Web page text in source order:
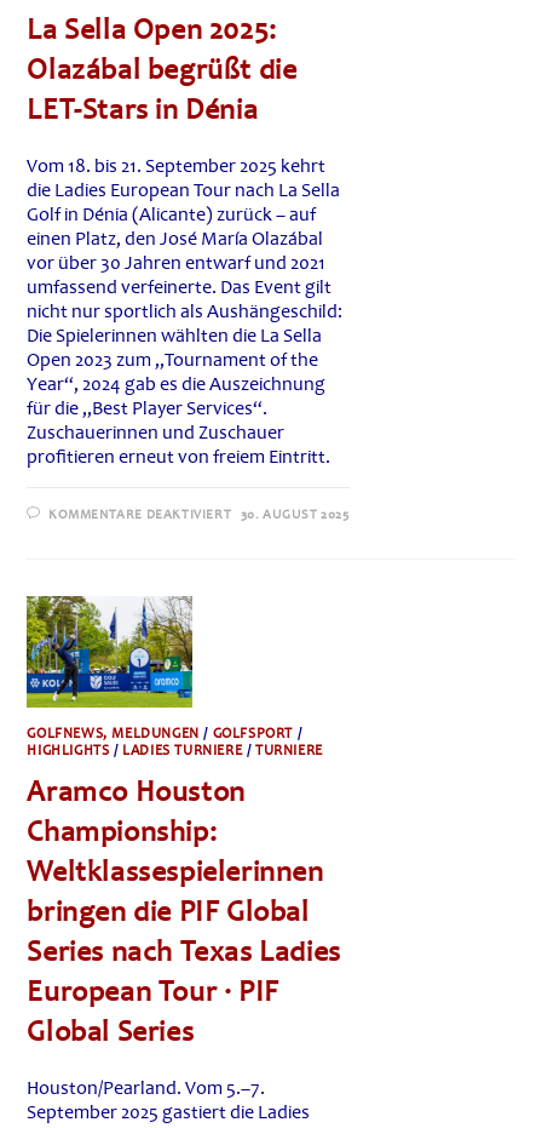
La Sella Open 2025:
Olazábal begrüßt die
LET-Stars in Dénia
Vom 18. bis 21. September 2025 kehrt
die Ladies European Tour nach La Sella
Golf in Dénia (Alicante) zurück – auf
einen Platz, den José María Olazábal
vor über 30 Jahren entwarf und 2021
umfassend verfeinerte. Das Event gilt
nicht nur sportlich als Aushängeschild:
Die Spielerinnen wählten die La Sella
Open 2023 zum „Tournament of the
Year“, 2024 gab es die Auszeichnung
für die „Best Player Services“.
Zuschauerinnen und Zuschauer
profitieren erneut von freiem Eintritt.
KOMMENTARE DEAKTIVIERTFÜR
30. AUGUST 2025
GOLFNEWS, MELDUNGEN / GOLFSPORT /
HIGHLIGHTS / LADIES TURNIERE/TURNIERE
Aramco Houston
Championship:
Weltklassespielerinnen
bringen die PIF Global
Series nach Texas Ladies
European Tour · PIF
Global Series
Houston/Pearland. Vom 5.–7.
September 2025 gastiert die Ladies